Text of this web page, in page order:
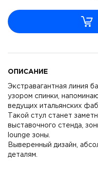
ОПИСАНИЕ
Экстравагантная линия
узором спинки,
ведущих итальянских
Такой стул станет
выставочного стенда,
lounge зоны.
Выверенный дизайн,
деталям.